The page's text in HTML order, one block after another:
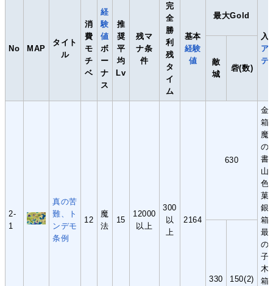
No MAP
タイト
ル
消
費
モ
チ
ベ
経
験
値
ボ
ー
ナ
ス
推
奨
平
均
Lv
残マ
ナ条
件
完
全
勝
利
残
タ
イ
ム
基本
経験
値
最大Gold
入
ア
テ
敵
城
砦(数)
2-
1
真の苦
難、ト
ンデモ
条例
12
魔
法
15
12000
以上
300
以
上
2164
630
金
箱
魔
の
書
山
色
菓
銀
箱
最
の
子
木
箱
330 150(2)